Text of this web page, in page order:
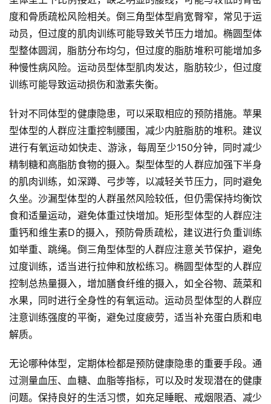
度和骨质疏松风险相关。倒三角型体型肩宽臀窄，常见于运
动员，但过度的肌肉训练可能导致关节压力增加。椭圆型体
型整体圆润，脂肪分布均匀，但过度的脂肪堆积可能增加多
种慢性病风险。运动员型体型肌肉发达，脂肪较少，但过度
训练可能导致运动损伤和激素失衡。
针对不同体型的健康隐患，可以采取相应的预防措施。苹果
型体型的人群应注重控制腰围，减少内脏脂肪的堆积。建议
进行有氧运动如快走、游泳，每周至少150分钟，同时减少
精制糖和高脂肪食物的摄入。梨型体型的人群应加强下半身
的肌肉训练，如深蹲、弓步等，以减轻关节压力，同时避免
久坐。沙漏型体型的人群虽然风险较低，但仍需保持均衡饮
食和适量运动，避免体重过快增加。矩形型体型的人群应注
重钙和维生素D的摄入，预防骨质疏松，建议进行负重训练
如举重、跳绳。倒三角型体型的人群应注意关节保护，避免
过度训练，适当进行拉伸和放松练习。椭圆型体型的人群应
控制总热量摄入，增加膳食纤维的摄入，如全谷物、蔬菜和
水果，同时进行全身性的有氧运动。运动员型体型的人群应
注意训练强度的平衡，避免过度疲劳，适当补充蛋白质和电
解质。
无论哪种体型，定期体检都是预防健康隐患的重要手段。通
过测量血压、血糖、血脂等指标，可以及时发现潜在的健康
问题。保持良好的生活习惯，如充足睡眠、戒烟限酒、减少